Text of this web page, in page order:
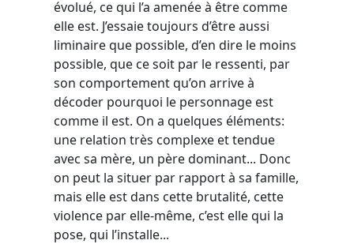
évolué, ce qui l’a amenée à être comme
elle est. J’essaie toujours d’être aussi
liminaire que possible, d’en dire le moins
possible, que ce soit par le ressenti, par
son comportement qu’on arrive à
décoder pourquoi le personnage est
comme il est. On a quelques éléments:
une relation très complexe et tendue
avec sa mère, un père dominant... Donc
on peut la situer par rapport à sa famille,
mais elle est dans cette brutalité, cette
violence par elle-même, c’est elle qui la
pose, qui l’installe...